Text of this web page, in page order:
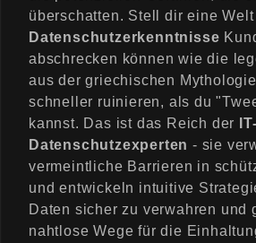
überschatten. Stell dir eine
Datenschutzerkenntnisse
abschrecken können wie die
aus der griechischen
schneller ruinieren, als du
kannst. Das ist das Reich der
IT-
Datenschutzexperten - sie
vermeintliche Barrieren in
und entwickeln intuitive
Daten sicher zu verwahren und
nahtlose Wege für die